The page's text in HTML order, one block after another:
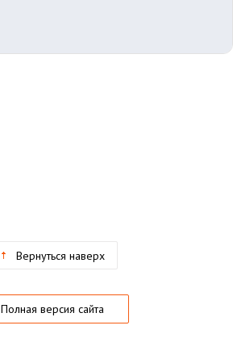
Вернуться наверх
Полная версия сайта